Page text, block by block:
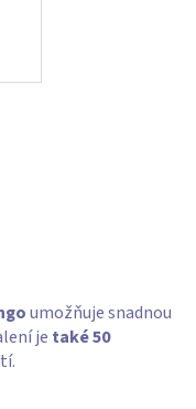
umožňuje snadnou
je také 50